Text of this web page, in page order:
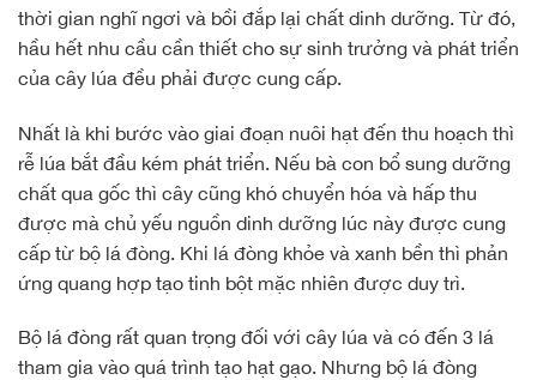
thời gian nghĩ ngơi và bồi đắp lại chất dinh dưỡng. Từ đó,
hầu hết nhu cầu cần thiết cho sự sinh trưởng và phát triển
của cây lúa đều phải được cung cấp.
Nhất là khi bước vào giai đoạn nuôi hạt đến thu hoạch thì
rễ lúa bắt đầu kém phát triển. Nếu bà con bổ sung dưỡng
chất qua gốc thì cây cũng khó chuyển hóa và hấp thu
được mà chủ yếu nguồn dinh dưỡng lúc này được cung
cấp từ bộ lá đòng. Khi lá đòng khỏe và xanh bền thì phản
ứng quang hợp tạo tinh bột mặc nhiên được duy trì.
Bộ lá đòng rất quan trọng đối với cây lúa và có đến 3 lá
tham gia vào quá trình tạo hạt gạo. Nhưng bộ lá đòng